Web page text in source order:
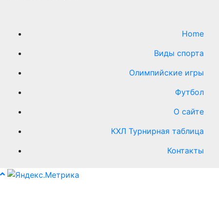
Home
Виды cпорта
Олимпийские игры
Футбол
О сайте
КХЛ Турнирная таблица
Контакты